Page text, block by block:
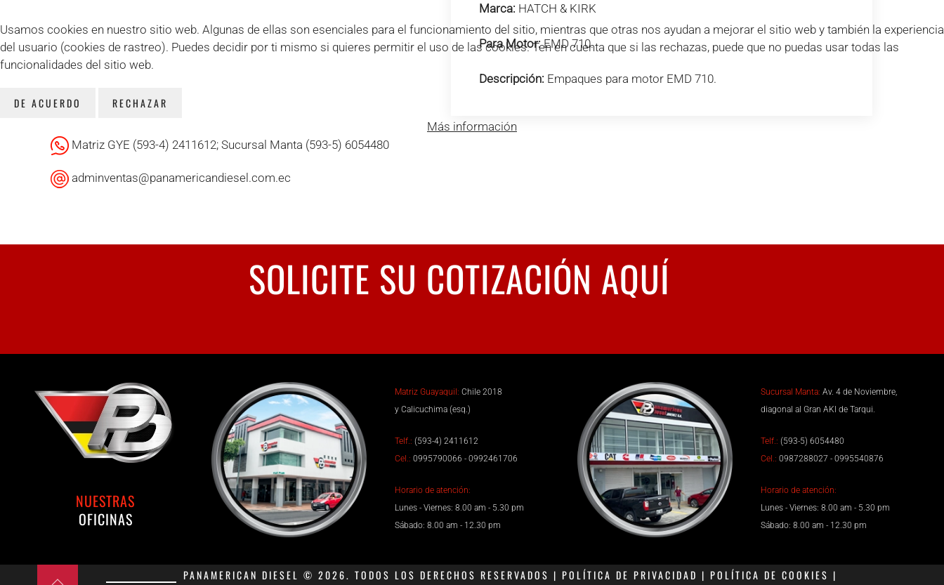
Matriz GYE (593-4) 2411612; Sucursal Manta (593-5) 6054480
adminventas@panamericandiesel.com.ec
Marca: HATCH & KIRK
Para Motor:EMD 710.
Descripción: Empaques para motor EMD 710.
SOLICITE SU COTIZACIÓN AQUÍ
NUESTRAS
OFICINAS
Matriz Guayaquil: Chile 2018
y Calicuchima (esq.)
Telf.: (593-4) 2411612
Cel.: 0995790066 - 0992461706
Horario de atención:
Lunes - Viernes: 8.00 am - 5.30 pm
Sábado: 8.00 am - 12.30 pm
Sucursal Manta: Av. 4 de Noviembre,
diagonal al Gran AKI de Tarqui.
Telf.: (593-5) 6054480
Cel.: 0987288027 - 0995540876
Horario de atención:
Lunes - Viernes: 8.00 am - 5.30 pm
Sábado: 8.00 am - 12.30 pm
PANAMERICAN DIESEL © 2026. TODOS LOS DERECHOS RESERVADOS | POLÍTICA DE PRIVACIDAD | POLÍTICA DE COOKIES |
Usamos cookies en nuestro sitio web. Algunas de ellas son esenciales para el funcionamiento del sitio, mientras que otras nos ayudan a mejorar el sitio web y también la experiencia
del usuario (cookies de rastreo). Puedes decidir por ti mismo si quieres permitir el uso de las cookies. Ten en cuenta que si las rechazas, puede que no puedas usar todas las
funcionalidades del sitio web.
DE ACUERDO RECHAZAR
Más información